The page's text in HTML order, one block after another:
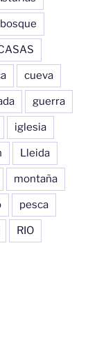
bosque
cueva
guerra
iglesia
Lleida
montaña
pesca
RIO